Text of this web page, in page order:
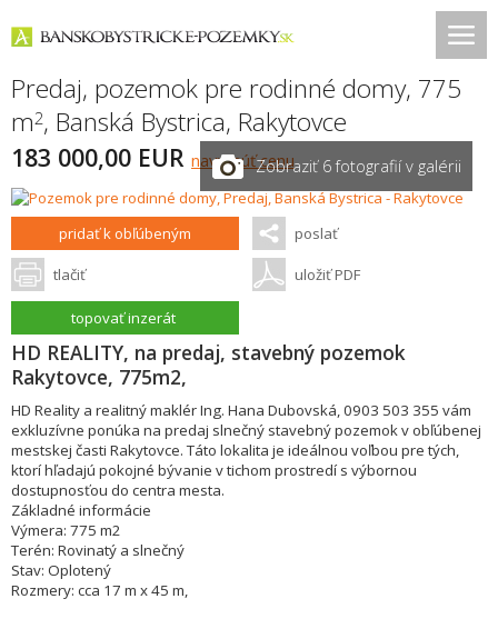
Predaj, pozemok pre rodinné domy, 775
m2, Banská Bystrica, Rakytovce
183 000,00 EUR navrhnúť cenuZobraziť 6 fotografií v galérii
pridať k obľúbeným poslať
tlačiť uložiť PDF
topovať inzerát
HD REALITY, na predaj, stavebný pozemok
Rakytovce, 775m2,
HD Reality a realitný maklér Ing. Hana Dubovská, 0903 503 355 vám
exkluzívne ponúka na predaj slnečný stavebný pozemok v obľúbenej
mestskej časti Rakytovce. Táto lokalita je ideálnou voľbou pre tých,
ktorí hľadajú pokojné bývanie v tichom prostredí s výbornou
dostupnosťou do centra mesta.
Základné informácie
Výmera: 775 m2
Terén: Rovinatý a slnečný
Stav: Oplotený
Rozmery: cca 17 m x 45 m,